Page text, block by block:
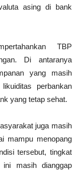
asing di bank
TBP
Di antaranya
yang masih
perbankan
yang tetap sehat.
juga masih
mampu menopang
tersebut, tingkat
masih dianggap